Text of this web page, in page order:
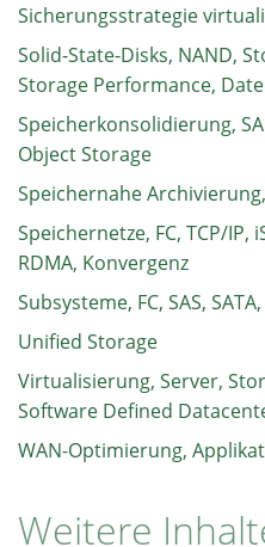
Sicherungsstrategie
Solid-State-Disks, NAND,
Storage Performance,
Speicherkonsolidierung,
Object Storage
Speichernahe
Speichernetze, FC, TCP/IP,
RDMA, Konvergenz
Subsysteme, FC, SAS,
Unified Storage
Virtualisierung, Server,
Software Defined
WAN-Optimierung,
Weitere